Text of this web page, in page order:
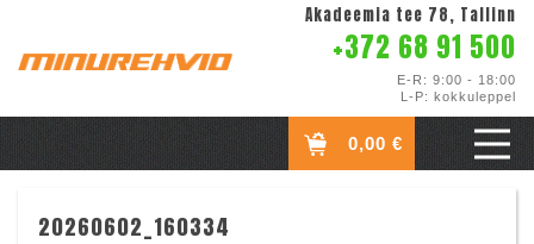
Akadeemia tee 78, Tallinn
+372 68 91 500
E-R: 9:00 - 18:00
L-P: kokkuleppel
0,00 €
20260602_160334